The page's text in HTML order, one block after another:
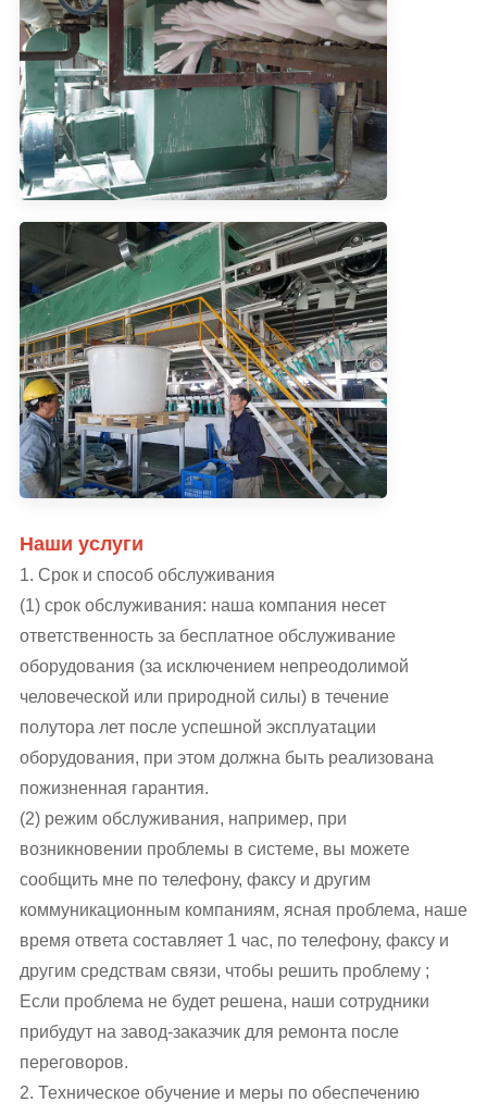
Наши услуги
1. Срок и способ обслуживания
(1) срок обслуживания: наша компания несет
ответственность за бесплатное обслуживание
оборудования (за исключением непреодолимой
человеческой или природной силы) в течение
полутора лет после успешной эксплуатации
оборудования, при этом должна быть реализована
пожизненная гарантия.
(2) режим обслуживания, например, при
возникновении проблемы в системе, вы можете
сообщить мне по телефону, факсу и другим
коммуникационным компаниям, ясная проблема, наше
время ответа составляет 1 час, по телефону, факсу и
другим средствам связи, чтобы решить проблему ;
Если проблема не будет решена, наши сотрудники
прибудут на завод-заказчик для ремонта после
переговоров.
2. Техническое обучение и меры по обеспечению